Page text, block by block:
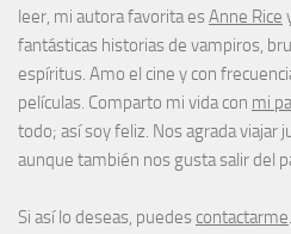
leer, mi autora favorita esAnne Rice
fantásticas historias de vampiros,
espíritus. Amo el cine y con
películas. Comparto mi vida con mi
todo; así soy feliz. Nos agrada viajar
aunque también nos gusta salir del
Si así lo deseas, puedes contactarme